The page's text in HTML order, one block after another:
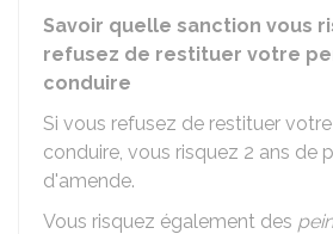
Savoir quelle sanction vous
refusez de restituer votre
conduire
Si vous refusez de restituer
conduire, vous risquez 2 ans de
d'amende.
Vous risquez également des